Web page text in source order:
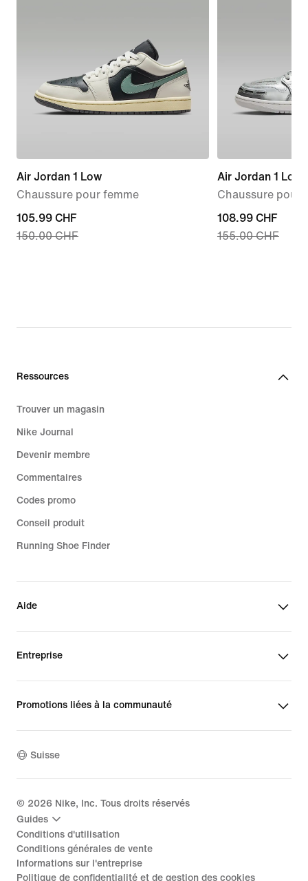
Air Jordan 1 Low
Chaussure pour femme
current
price
105.99 CHF
150.00 CHF
Air Jordan 1 Low
Chaussure pour
current
price
108.99 CHF
155.00 CHF
Ressources
Trouver un magasin
Nike Journal
Devenir membre
Commentaires
Codes promo
Conseil produit
Running Shoe Finder
Aide
Entreprise
Promotions liées à la communauté
Suisse
© 2026 Nike, Inc. Tous droits réservés
Guides
Conditions d'utilisation
Conditions générales de vente
Informations sur l'entreprise
Politique de confidentialité et de gestion des cookies